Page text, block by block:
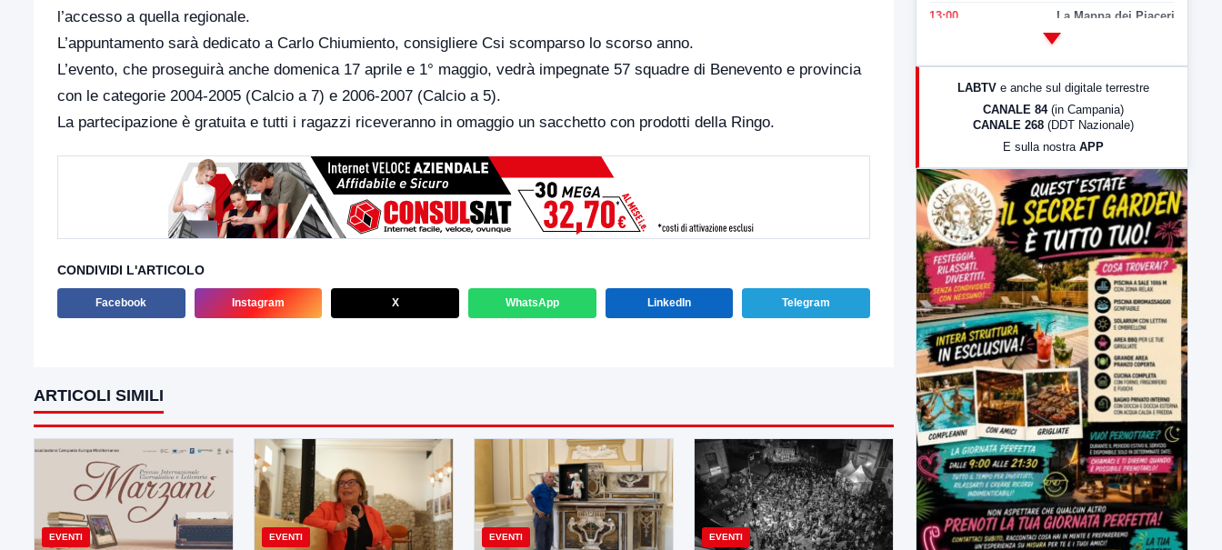
l’accesso a quella regionale.
L’appuntamento sarà dedicato a Carlo Chiumiento, consigliere Csi scomparso lo scorso anno.
L’evento, che proseguirà anche domenica 17 aprile e 1° maggio, vedrà impegnate 57 squadre di Benevento e provincia
con le categorie 2004-2005 (Calcio a 7) e 2006-2007 (Calcio a 5).
La partecipazione è gratuita e tutti i ragazzi riceveranno in omaggio un sacchetto con prodotti della Ringo.
CONDIVIDI L'ARTICOLO
Facebook Instagram X WhatsApp LinkedIn Telegram
ARTICOLI SIMILI
EVENTI EVENTI EVENTI EVENTI
13:00 La Mappa dei Piaceri
LabNews (Diretta)
23:00 LabNews (replica)
LABTV e anche sul digitale terrestre
CANALE 84 (in Campania)
CANALE 268 (DDT Nazionale)
E sulla nostra APP